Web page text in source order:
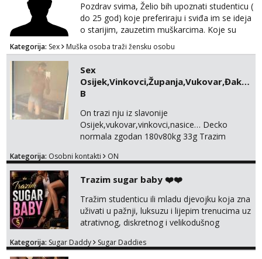
Pozdrav svima, Želio bih upoznati studenticu (
do 25 god) koje preferiraju i sviđa im se ideja
o starijim, zauzetim muškarcima. Koje su
možda isto u vezi, a potrebno im je nešto
novo i uzbudljivo. Imam sređeni život, ali
poprilično zauzeti raspored. Ne mislim
mijenjati svoju životnu situaciju, a isto
očekujem i od tebe. Potrebna je diskrecija i
međusobni dogovor. Tako da bi ti bila moja
mala t...
Kategorija: Sex Muška osoba traži žensku osobu
Sex
B
On trazi nju iz slavonije
Osijek,vukovar,vinkovci,nasice… Decko
normala zgodan 180v80kg 33g Trazim
mobilan sam nije mi se problem provozati
neka djevojka dama neka se javi sa uvjetima
i zeljama 095 5129 864
Kategorija: Osobni kontakti ON
Trazim sugar baby ❤️❤️
Tražim studenticu ili mladu djevojku koja zna
uživati u pažnji, luksuzu i lijepim trenucima uz
atrativnog, diskretnog i velikodušnog
cijeniti pažnju, dobru energiju i zajedničke
Kategorija: Sugar Daddy Sugar Daddies